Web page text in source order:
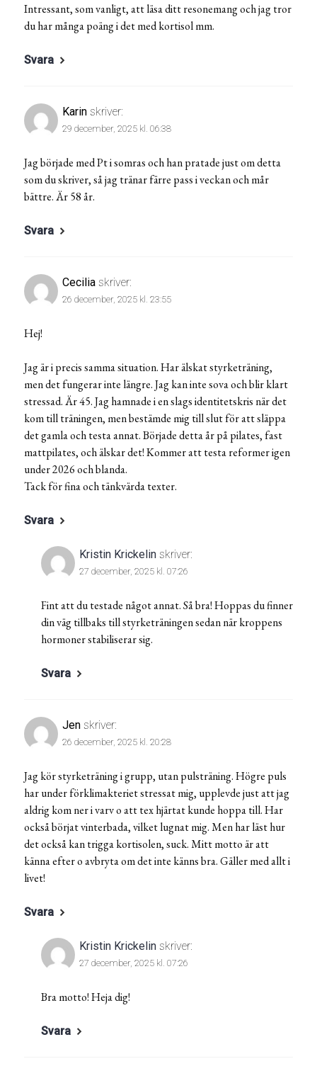
Intressant, som vanligt, att läsa ditt resonemang och jag tror
du har många poäng i det med kortisol mm.
Svara
Karin skriver:
29 december, 2025 kl. 06:38
Jag började med Pt i somras och han pratade just om detta
som du skriver, så jag tränar färre pass i veckan och mår
bättre. Är 58 år.
Svara
Cecilia skriver:
26 december, 2025 kl. 23:55
Hej!
Jag är i precis samma situation. Har älskat styrketräning,
men det fungerar inte längre. Jag kan inte sova och blir klart
stressad. Är 45. Jag hamnade i en slags identitetskris när det
kom till träningen, men bestämde mig till slut för att släppa
det gamla och testa annat. Började detta år på pilates, fast
mattpilates, och älskar det! Kommer att testa reformer igen
under 2026 och blanda.
Tack för fina och tänkvärda texter.
Svara
Kristin Krickelin skriver:
27 december, 2025 kl. 07:26
Fint att du testade något annat. Så bra! Hoppas du finner
din väg tillbaks till styrketräningen sedan när kroppens
hormoner stabiliserar sig.
Svara
Jen skriver:
26 december, 2025 kl. 20:28
Jag kör styrketräning i grupp, utan pulsträning. Högre puls
har under förklimakteriet stressat mig, upplevde just att jag
aldrig kom ner i varv o att tex hjärtat kunde hoppa till. Har
också börjat vinterbada, vilket lugnat mig. Men har läst hur
det också kan trigga kortisolen, suck. Mitt motto är att
känna efter o avbryta om det inte känns bra. Gäller med allt i
livet!
Svara
Kristin Krickelin skriver:
27 december, 2025 kl. 07:26
Bra motto! Heja dig!
Svara